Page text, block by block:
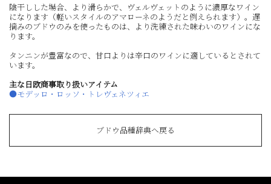
陰干しした場合、より滑らかで、ヴェルヴェットのように濃厚なワイン
になります（軽いスタイルのアマローネのようだと例えられます）。遅
摘みのブドウのみを使ったものは、より洗練された味わいのワインにな
ります。
タンニンが豊富なので、甘口よりは辛口のワインに適しているとされて
います。
主な日欧商事取り扱いアイテム
●モデッロ・ロッソ・トレヴェネツィエ
ブドウ品種辞典へ戻る